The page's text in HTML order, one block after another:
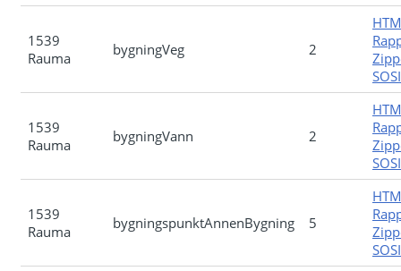
1539
Rauma
bygningVeg 2
1539
Rauma
bygningVann 2
1539
Rauma
bygningspunktAnnenBygning 5